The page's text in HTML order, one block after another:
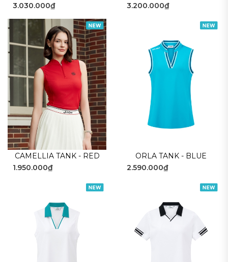
3.030.000₫
3.200.000₫
CAMELLIA TANK - RED
1.950.000₫
ORLA TANK - BLUE
2.590.000₫